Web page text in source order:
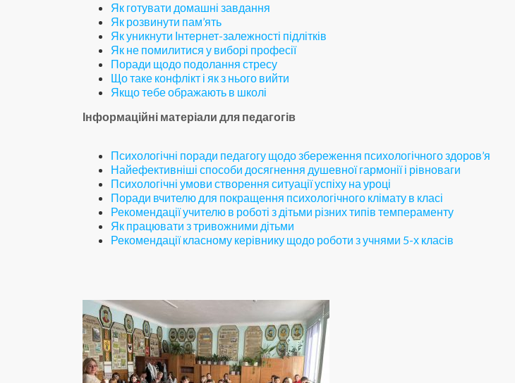
Як готувати домашні завдання
Як розвинути пам’ять
Як уникнути Інтернет-залежності підлітків
Як не помилитися у виборі професії
Поради щодо подолання стресу
Що таке конфлікт і як з нього вийти
Якщо тебе ображають в школі
Інформаційні матеріали для педагогів
Психологічні поради педагогу щодо збереження психологічного здоров’я
Найефективніші способи досягнення душевної гармонії і рівноваги
Психологічні умови створення ситуації успіху на уроці
Поради вчителю для покращення психологічного клімату в класі
Рекомендації учителю в роботі з дітьми різних типів темпераменту
Як працювати з тривожними дітьми
Рекомендації класному керівнику щодо роботи з учнями 5-х класів